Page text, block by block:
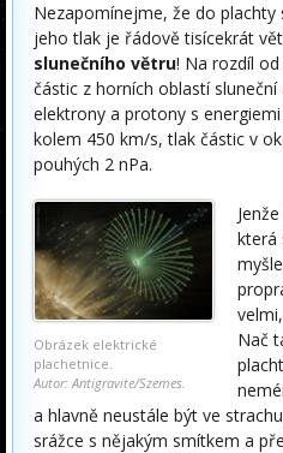
Nezapomínejme, že do plachty
jeho tlak je řádově tisícekrát
slunečního větru! Na rozdíl
částic z horních oblastí
elektrony a protony s
kolem 450 km/s, tlak částic v
pouhých 2 nPa.
Obrázek elektrické
plachetnice.
Autor: Antigravite/Szemes.
která
Nač
a hlavně neustále být ve
srážce s nějakým smítkem a